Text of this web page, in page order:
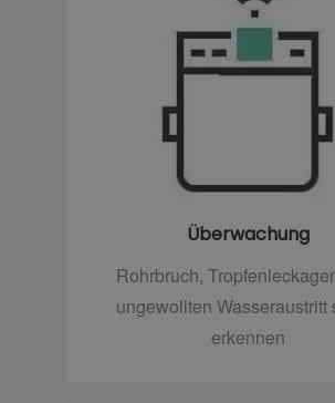
Überwachung
Rohrbruch,
ungewollten Wasseraustritt
erkennen